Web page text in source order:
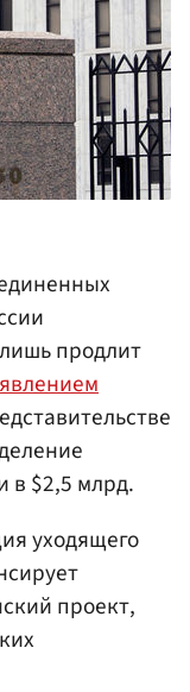
продлит
в $2,5 млрд.
уходящего
проект,